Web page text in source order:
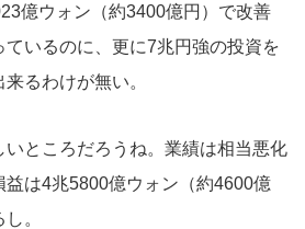
億ウォン（約3400億円）で改善
いるのに、更に7兆円強の投資を
るわけが無い。
ところだろうね。業績は相当悪化
益は4兆5800億ウォン（約4600億
。